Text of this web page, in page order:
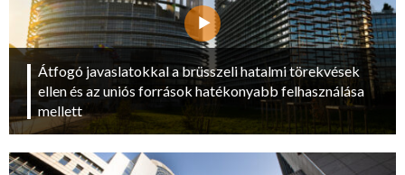
Átfogó javaslatokkal a brüsszeli hatalmi törekvések
ellen és az uniós források hatékonyabb felhasználása
mellett